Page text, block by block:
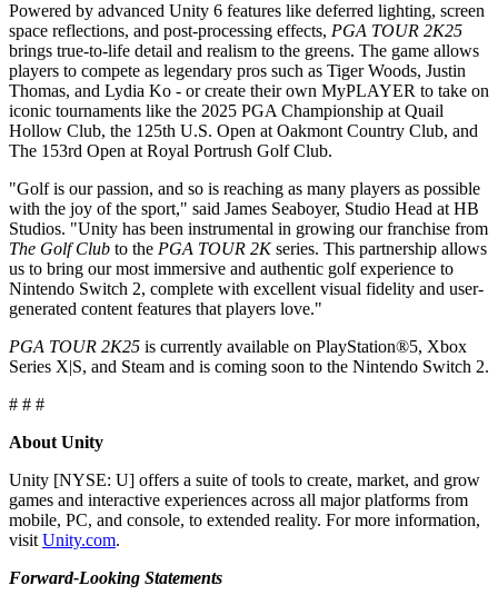
Mobile Hits mit Unity erstellen und wachsen lassen
Indie-Spiele
Große Spiele mit kleinen Teams veröffentlichen
XR-Spiele
XR-Spiele plattformübergreifend starten
Multiplayer-Spiele
Vereinfachte Entwicklung von Multiplayer-Spielen
Nachrichten, Geschichten und Pressezentrum
Powered by advanced Unity 6 features like deferred lighting, screen
space reflections, and post-processing effects, PGA TOUR 2K25
brings true-to-life detail and realism to the greens. The game allows
players to compete as legendary pros such as Tiger Woods, Justin
Thomas, and Lydia Ko - or create their own MyPLAYER to take on
iconic tournaments like the 2025 PGA Championship at Quail
Hollow Club, the 125th U.S. Open at Oakmont Country Club, and
The 153rd Open at Royal Portrush Golf Club.
"Golf is our passion, and so is reaching as many players as possible
with the joy of the sport," said James Seaboyer, Studio Head at HB
Studios. "Unity has been instrumental in growing our franchise from
The Golf Club to the PGA TOUR 2Kseries. This partnership allows
us to bring our most immersive and authentic golf experience to
Nintendo Switch 2, complete with excellent visual fidelity and user-
generated content features that players love."
PGA TOUR 2K25 is currently available on PlayStation®5, Xbox
Series X|S, and Steam and is coming soon to the Nintendo Switch 2.
# # #
About Unity
Unity [NYSE: U] offers a suite of tools to create, market, and grow
games and interactive experiences across all major platforms from
mobile, PC, and console, to extended reality. For more information,
visit Unity.com.
Forward-Looking Statements